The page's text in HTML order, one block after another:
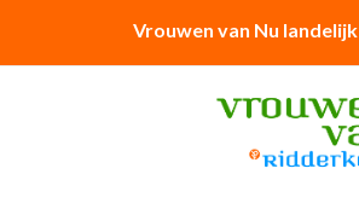
Vrouwen van Nu landelijk